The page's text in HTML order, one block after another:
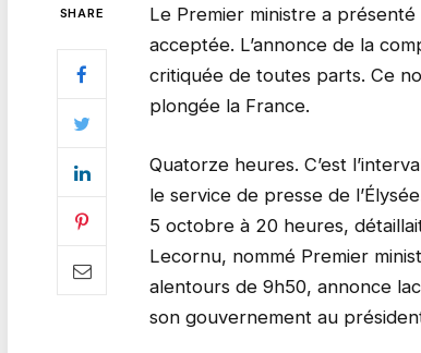
SHARE
Le Premier ministre a présenté
acceptée. L’annonce de la
critiquée de toutes parts. Ce
plongée la France.
Quatorze heures. C’est
le service de presse de
5 octobre à 20 heures,
Lecornu, nommé Premier
alentours de 9h50, annonce
son gouvernement au